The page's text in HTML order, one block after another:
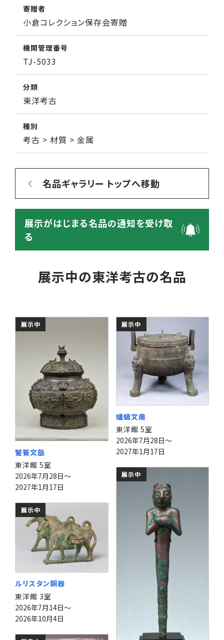
寄贈者
小倉コレクション保存会寄贈
機関管理番号
TJ-5033
分類
東洋考古
種別
考古 > 材質 > 金属
名品ギャラリー トップへ移動
展示がはじまる名品の通知を受け取
る
展示中の東洋考古の名品
展示中
饕餮文瓿
東洋館 5室
2026年7月28日～
2027年1月17日
展示中
蟠螭文鼎
東洋館 5室
2026年7月28日～
2027年1月17日
展示中
展示中
ルリスタン銅器
東洋館 3室
2026年7月14日～
2026年10月4日